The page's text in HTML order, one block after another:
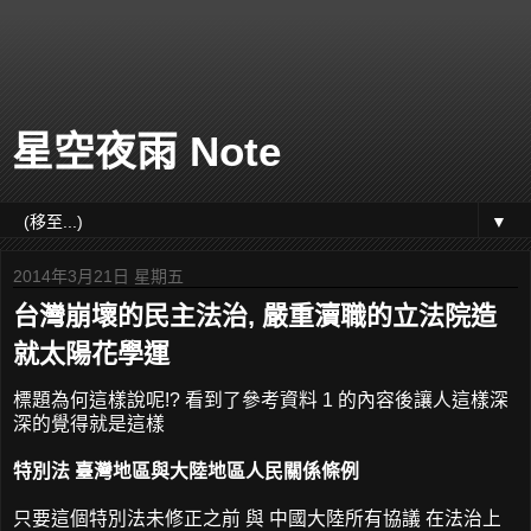
星空夜雨 Note
▼
2014年3月21日 星期五
台灣崩壞的民主法治, 嚴重瀆職的立法院造
就太陽花學運
標題為何這樣說呢!? 看到了參考資料 1 的內容後讓人這樣深
深的覺得就是這樣
特別法 臺灣地區與大陸地區人民關係條例
只要這個特別法未修正之前 與 中國大陸所有協議 在法治上